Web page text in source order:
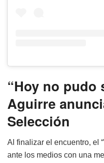
“Hoy no pudo
Aguirre
Selección
Al finalizar el encuentro, el
ante los medios con una